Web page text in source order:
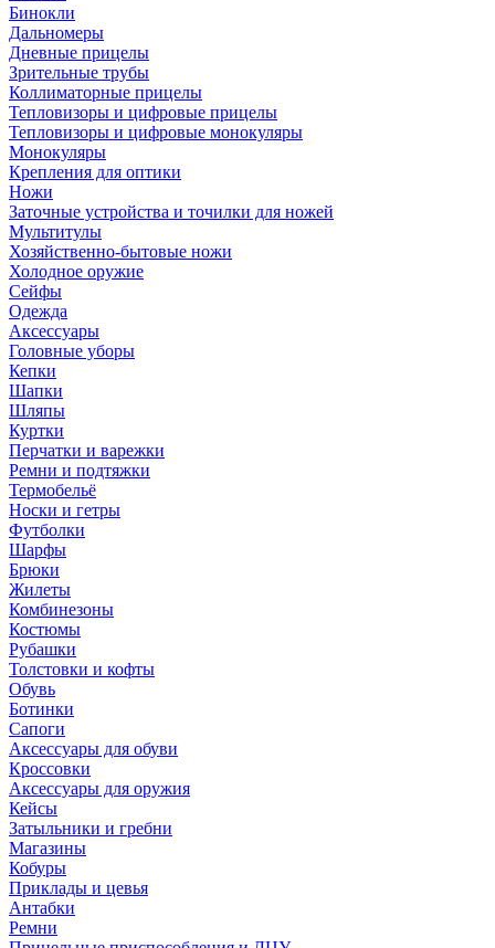
Бинокли
Дальномеры
Дневные прицелы
Зрительные трубы
Коллиматорные прицелы
Тепловизоры и цифровые прицелы
Тепловизоры и цифровые монокуляры
Монокуляры
Крепления для оптики
Ножи
Заточные устройства и точилки для ножей
Мультитулы
Хозяйственно-бытовые ножи
Холодное оружие
Сейфы
Одежда
Аксессуары
Головные уборы
Кепки
Шапки
Шляпы
Куртки
Перчатки и варежки
Ремни и подтяжки
Термобельё
Носки и гетры
Футболки
Шарфы
Брюки
Жилеты
Комбинезоны
Костюмы
Рубашки
Толстовки и кофты
Обувь
Ботинки
Сапоги
Аксессуары для обуви
Кроссовки
Аксессуары для оружия
Кейсы
Затыльники и гребни
Магазины
Кобуры
Приклады и цевья
Антабки
Ремни